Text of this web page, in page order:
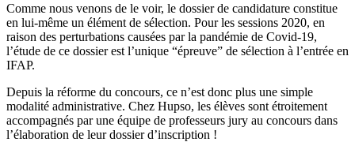
Comme nous venons de le voir, le dossier de candidature constitue
en lui-même un élément de sélection. Pour les sessions 2020, en
raison des perturbations causées par la pandémie de Covid-19,
l’étude de ce dossier est l’unique “épreuve” de sélection à l’entrée en
IFAP.
Depuis la réforme du concours, ce n’est donc plus une simple
modalité administrative. Chez Hupso, les élèves sont étroitement
accompagnés par une équipe de professeurs jury au concours dans
l’élaboration de leur dossier d’inscription !